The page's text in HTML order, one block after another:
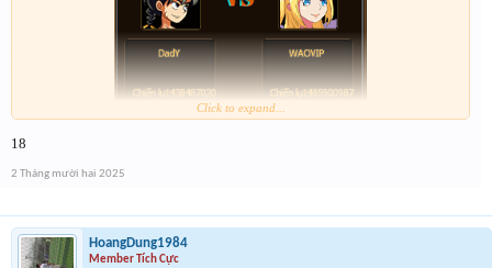
Click to expand...
18
2 Tháng mười hai 2025
HoangDung1984
Member Tích Cực